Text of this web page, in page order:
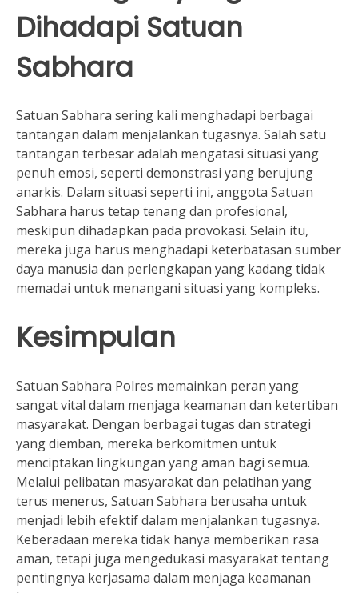
Dihadapi Satuan
Sabhara
Satuan Sabhara sering kali menghadapi berbagai
tantangan dalam menjalankan tugasnya. Salah satu
tantangan terbesar adalah mengatasi situasi yang
penuh emosi, seperti demonstrasi yang berujung
anarkis. Dalam situasi seperti ini, anggota Satuan
Sabhara harus tetap tenang dan profesional,
meskipun dihadapkan pada provokasi. Selain itu,
mereka juga harus menghadapi keterbatasan sumber
daya manusia dan perlengkapan yang kadang tidak
memadai untuk menangani situasi yang kompleks.
Kesimpulan
Satuan Sabhara Polres memainkan peran yang
sangat vital dalam menjaga keamanan dan ketertiban
masyarakat. Dengan berbagai tugas dan strategi
yang diemban, mereka berkomitmen untuk
menciptakan lingkungan yang aman bagi semua.
Melalui pelibatan masyarakat dan pelatihan yang
terus menerus, Satuan Sabhara berusaha untuk
menjadi lebih efektif dalam menjalankan tugasnya.
Keberadaan mereka tidak hanya memberikan rasa
aman, tetapi juga mengedukasi masyarakat tentang
pentingnya kerjasama dalam menjaga keamanan